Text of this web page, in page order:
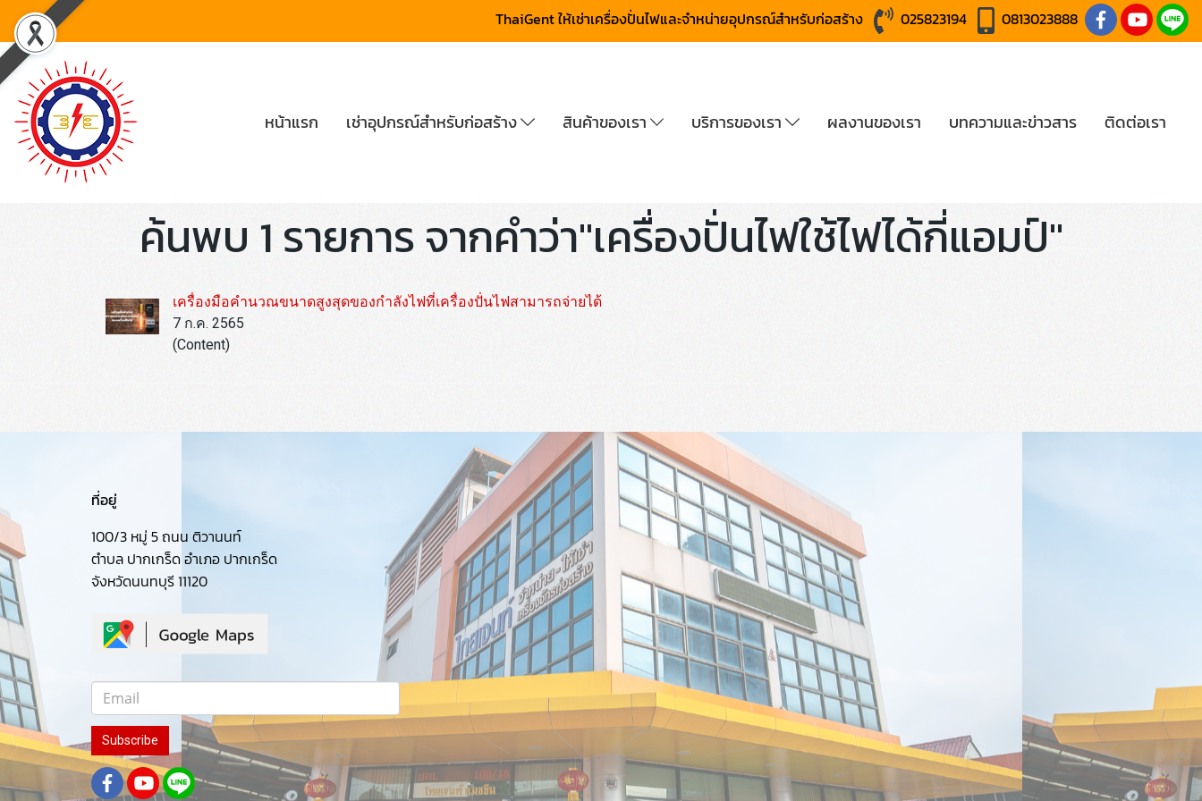
ThaiGent ให้เช่าเครื่องปั่นไฟและจำหน่ายอุปกรณ์สำหรับก่อสร้าง 025823194 0813023888
หน้าแรก เช่าอุปกรณ์สำหรับก่อสร้าง สินค้าของเรา บริการของเรา ผลงานของเรา บทความและข่าวสาร ติดต่อเรา
ค้นพบ 1 รายการ จากคำว่า"เครื่องปั่นไฟใช้ไฟได้กี่แอมป์"
เครื่องมือคำนวณขนาดสูงสุดของกำลังไฟที่เครื่องปั่นไฟสามารถจ่ายได้
7 ก.ค. 2565
(Content)
ที่อยู่
100/3 หมู่ 5 ถนน ติวานนท์
ตำบล ปากเกร็ด อำเภอ ปากเกร็ด
จังหวัดนนทบุรี 11120
Subscribe